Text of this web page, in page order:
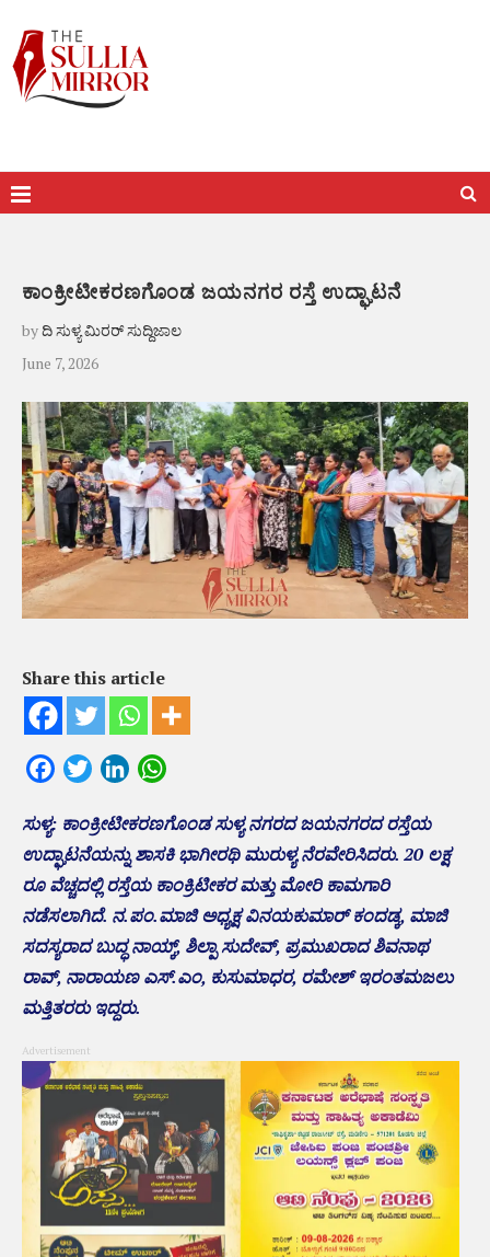
ಕಾಂಕ್ರೀಟೀಕರಣಗೊಂಡ ಜಯನಗರ ರಸ್ತೆ ಉದ್ಘಾಟನೆ
byದಿ ಸುಳ್ಯ ಮಿರರ್ ಸುದ್ದಿಜಾಲ
June 7, 2026
Share this article
FacebookTwitterLinkedIn
ಸುಳ್ಯ: ಕಾಂಕ್ರೀಟೀಕರಣಗೊಂಡ ಸುಳ್ಯ ನಗರದ ಜಯನಗರದ ರಸ್ತೆಯ
ಉದ್ಘಾಟನೆಯನ್ನು ಶಾಸಕಿ ಭಾಗೀರಥಿ ಮುರುಳ್ಯ ನೆರವೇರಿಸಿದರು. 20 ಲಕ್ಷ
ರೂ ವೆಚ್ಚದಲ್ಲಿ ರಸ್ತೆಯ ಕಾಂಕ್ರಿಟೀಕರ ಮತ್ತು ಮೋರಿ ಕಾಮಗಾರಿ
ನಡೆಸಲಾಗಿದೆ. ನ.ಪಂ.ಮಾಜಿ ಅಧ್ಯಕ್ಷ ವಿನಯಕುಮಾರ್ ಕಂದಡ್ಕ, ಮಾಜಿ
ಸದಸ್ಯರಾದ ಬುದ್ಧ ನಾಯ್ಕ್, ಶಿಲ್ಪಾ ಸುದೇವ್, ಪ್ರಮುಖರಾದ ಶಿವನಾಥ
ರಾವ್, ನಾರಾಯಣ ಎಸ್.ಎಂ, ಕುಸುಮಾಧರ, ರಮೇಶ್ ಇರಂತಮಜಲು
ಮತ್ತಿತರರು ಇದ್ದರು.
Advertisement